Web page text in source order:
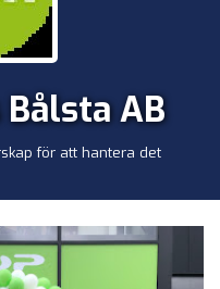
Bålsta AB
för att hantera det